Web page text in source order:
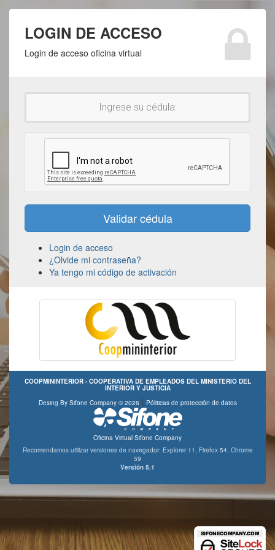
LOGIN DE ACCESO
Login de acceso oficina virtual
Login de acceso
¿Olvide mi contraseña?
Ya tengo mi código de activación
COOPMININTERIOR - COOPERATIVA DE EMPLEADOS DEL MINISTERIO DEL
INTERIOR Y JUSTICIA
Desing By Sifone Company © 2026 | Póliticas de protección de datos
Oficina Virtual Sifone Company
Recomendamos utilizar versiones de navegador: Explorer 11, Firefox 54, Chrome
59
Versión 5.1